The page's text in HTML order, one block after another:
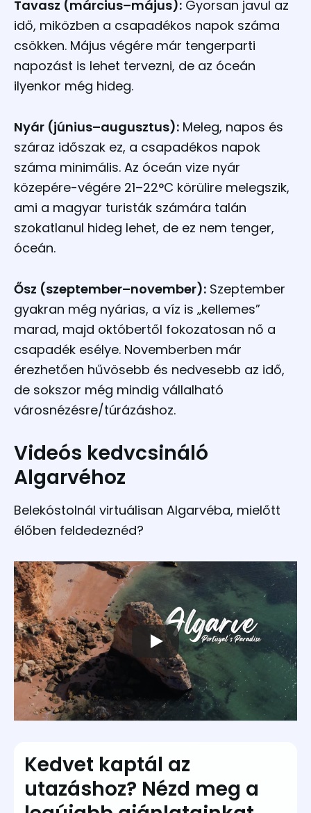
Tavasz (március–május): Gyorsan javul az
idő, miközben a csapadékos napok száma
csökken. Május végére már tengerparti
napozást is lehet tervezni, de az óceán
ilyenkor még hideg.​
Nyár (június–augusztus): Meleg, napos és
száraz időszak ez, a csapadékos napok
száma minimális. Az óceán vize nyár
közepére-végére 21–22°C körülire melegszik,
ami a magyar turisták számára talán
szokatlanul hideg lehet, de ez nem tenger,
óceán.
Ősz (szeptember–november): Szeptember
gyakran még nyárias, a víz is „kellemes”
marad, majd októbertől fokozatosan nő a
csapadék esélye. Novemberben már
érezhetően hűvösebb és nedvesebb az idő,
de sokszor még mindig vállalható
városnézésre/túrázáshoz.​
Videós kedvcsináló
Algarvéhoz
Belekóstolnál virtuálisan Algarvéba, mielőtt
élőben feldedeznéd?
Kedvet kaptál az
utazáshoz? Nézd meg a